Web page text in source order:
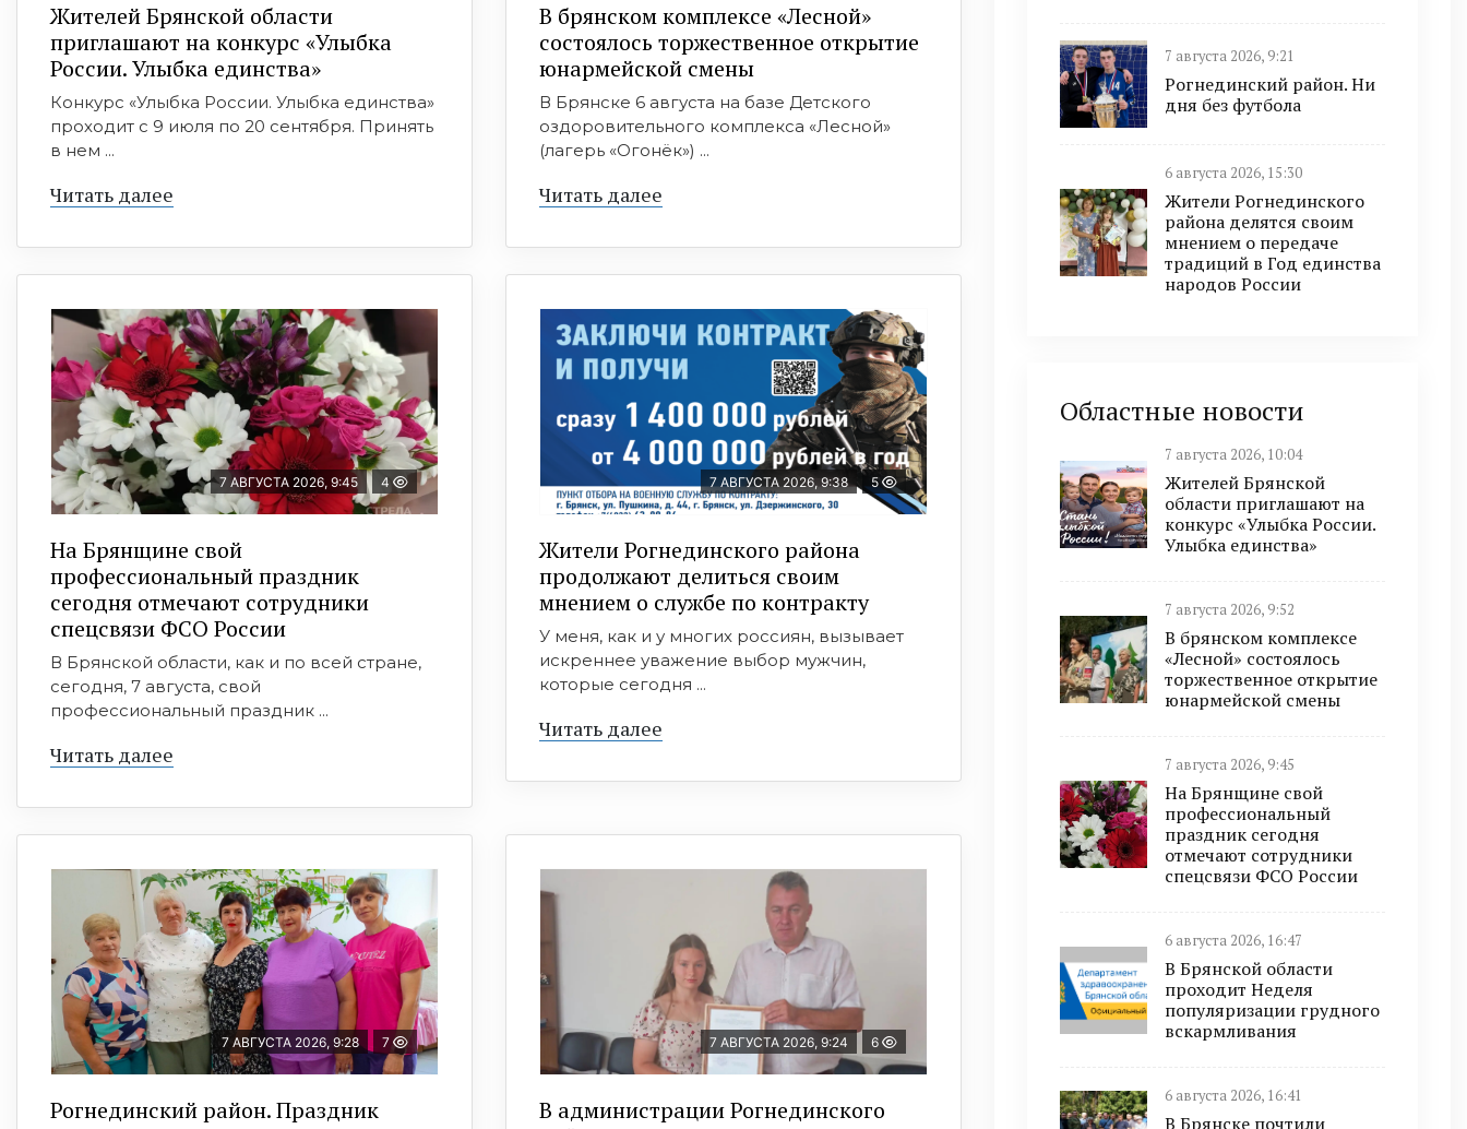
Жителей Брянской области
приглашают на конкурс «Улыбка
России. Улыбка единства»
Конкурс «Улыбка России. Улыбка единства»
проходит с 9 июля по 20 сентября. Принять
в нем ...
Читать далее
В брянском комплексе «Лесной»
состоялось торжественное открытие
юнармейской смены
В Брянске 6 августа на базе Детского
оздоровительного комплекса «Лесной»
(лагерь «Огонёк») ...
Читать далее
7 АВГУСТА 2026, 9:45 4
На Брянщине свой
профессиональный праздник
сегодня отмечают сотрудники
спецсвязи ФСО России
В Брянской области, как и по всей стране,
сегодня, 7 августа, свой
профессиональный праздник ...
Читать далее
7 АВГУСТА 2026, 9:38 5
Жители Рогнединского района
продолжают делиться своим
мнением о службе по контракту
У меня, как и у многих россиян, вызывает
искреннее уважение выбор мужчин,
которые сегодня ...
Читать далее
7 АВГУСТА 2026, 9:28 7
Рогнединский район. Праздник
7 АВГУСТА 2026, 9:24 6
В администрации Рогнединского
7 августа 2026, 9:21
Рогнединский район. Ни
дня без футбола
6 августа 2026, 15:30
Жители Рогнединского
района делятся своим
мнением о передаче
традиций в Год единства
народов России
Областные новости
7 августа 2026, 10:04
Жителей Брянской
области приглашают на
конкурс «Улыбка России.
Улыбка единства»
7 августа 2026, 9:52
В брянском комплексе
«Лесной» состоялось
торжественное открытие
юнармейской смены
7 августа 2026, 9:45
На Брянщине свой
профессиональный
праздник сегодня
отмечают сотрудники
спецсвязи ФСО России
6 августа 2026, 16:47
В Брянской области
проходит Неделя
популяризации грудного
вскармливания
6 августа 2026, 16:41
В Брянске почтили